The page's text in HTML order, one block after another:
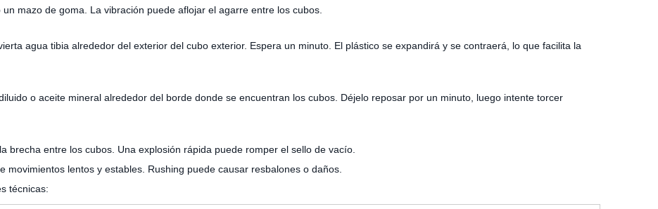
mazo de goma. La vibración puede aflojar el agarre entre los cubos.
agua tibia alrededor del exterior del cubo exterior. Espera un minuto. El plástico se expandirá y se contraerá, lo que facilita la
o aceite mineral alrededor del borde donde se encuentran los cubos. Déjelo reposar por un minuto, luego intente torcer
brecha entre los cubos. Una explosión rápida puede romper el sello de vacío.
movimientos lentos y estables. Rushing puede causar resbalones o daños.
técnicas: